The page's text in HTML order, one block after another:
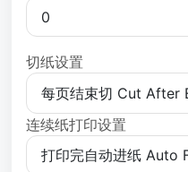
切纸设置
连续纸打印设置